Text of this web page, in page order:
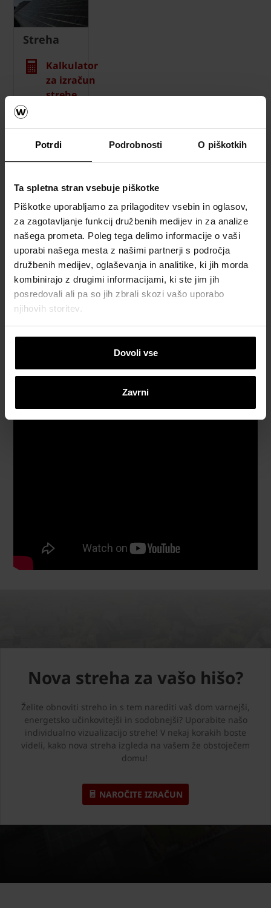
Potrdi Podrobnosti O piškotkih
Ta spletna stran vsebuje piškotke
Piškotke uporabljamo za prilagoditev vsebin in oglasov,
za zagotavljanje funkcij družbenih medijev in za analize
našega prometa. Poleg tega delimo informacije o vaši
uporabi našega mesta z našimi partnerji s področja
družbenih medijev, oglaševanja in analitike, ki jih morda
kombinirajo z drugimi informacijami, ki ste jim jih
posredovali ali pa so jih zbrali skozi vašo uporabo
njihovih storitev.
Dovoli vse
Zavrni
Streha
Kalkulator
za izračun
strehe
izračun
material
Naročite
brezplačni
vzorec
strešnika
How to
video
napotki
brošure in
Nova streha za vašo hišo?
Želite obnoviti streho in s tem narediti vaš dom varnejši,
energetsko učinkovitejši in sodobnejši? Uporabite našo
individualno vizualizacijo strehe! V nekaj korakih boste
videli, kako nova streha izgleda na vašem že obstoječem
domu!
NAROČITE IZRAČUN